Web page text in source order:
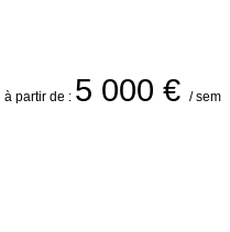
à partir de : 5 000 € / sem